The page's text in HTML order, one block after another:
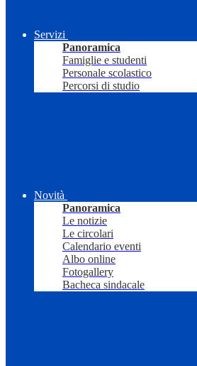
Servizi
Panoramica
Famiglie e studenti
Personale scolastico
Percorsi di studio
Novità
Panoramica
Le notizie
Le circolari
Calendario eventi
Albo online
Fotogallery
Bacheca sindacale